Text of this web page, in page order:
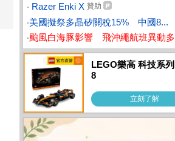
‧ Razer Enki X 贊助
‧美國擬祭多晶矽關稅15% 中國8...
‧颱風白海豚影響 飛沖繩航班異動多